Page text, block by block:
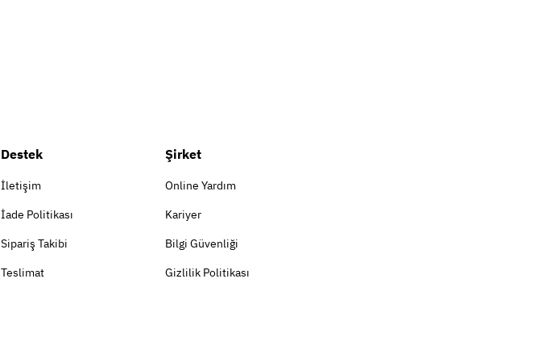
Destek
İletişim
İade Politikası
Sipariş Takibi
Teslimat
Şirket
Online Yardım
Kariyer
Bilgi Güvenliği
Gizlilik Politikası